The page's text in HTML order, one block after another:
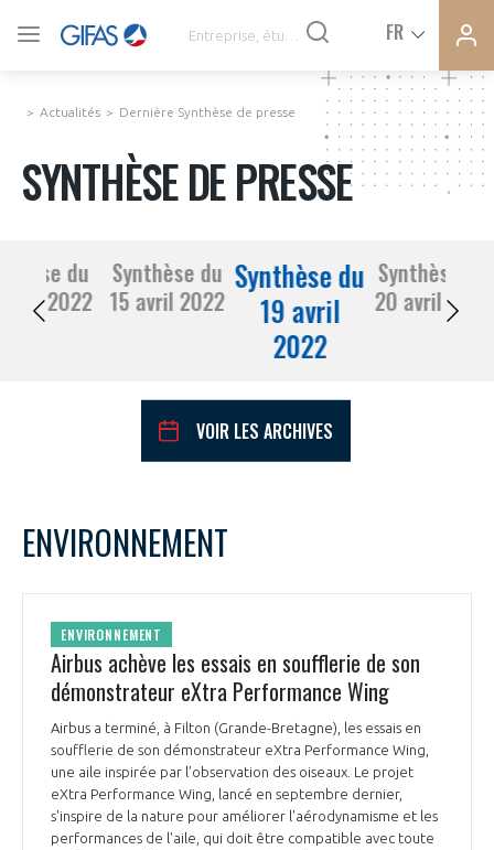
FR
SYNTHÈSE DE PRESSE
COMMUNIQUÉS DE PRESSE
PRÉSENTATION
NOTRE VISION
NOS MISSIONS
NOTRE HISTOIRE
ORGANISATION
LE CONSEIL DU GIFAS
L’ÉQUIPE DU GIFAS
FONCTIONNEMENT
GEADS
ACCOMPAGNEMENT DE NOS ADHÉRENTS
Actualités Dernière Synthèse de presse
SYNTHÈSE DE PRESSE
du
14 avril 2022
Synthèse du
15 avril 2022
Synthèse du
19 avril
2022
Synthèse du
20 avril 2022
VOIR LES ARCHIVES
L
M
1 2
3
4
11
19 20
30
ENVIRONNEMENT
ENVIRONNEMENT
Airbus achève les essais en soufflerie de son
démonstrateur eXtra Performance Wing
Airbus a terminé, à Filton (Grande-Bretagne), les essais en
soufflerie de son démonstrateur eXtra Performance Wing,
une aile inspirée par l’observation des oiseaux. Le projet
eXtra Performance Wing, lancé en septembre dernier,
s'inspire de la nature pour améliorer l'aérodynamisme et les
performances de l'aile, qui doit être compatible avec toute
VOUS ÊTES ADHÉRENTS
PAS ENCORE ADHÉRENT ?
Rejoignez une filière d’excellence et développez
DEMANDE D’ADHÉSION
Avez-vous un statut de droit français ?